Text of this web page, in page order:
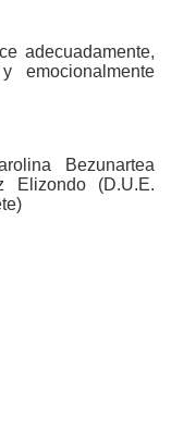
adecuadamente,
emocionalmente
Bezunartea
Elizondo (D.U.E.